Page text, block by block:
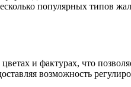
популярных типов
и фактурах, что
возможность